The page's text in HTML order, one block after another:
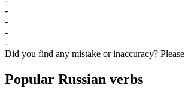
-
-
-
-
Did you find any mistake or inaccuracy? Please
Popular Russian verbs